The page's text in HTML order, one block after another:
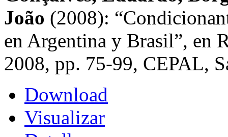
João (2008):
en Argentina y Brasil”, en
2008, pp. 75-99, CEPAL,
Download
Visualizar